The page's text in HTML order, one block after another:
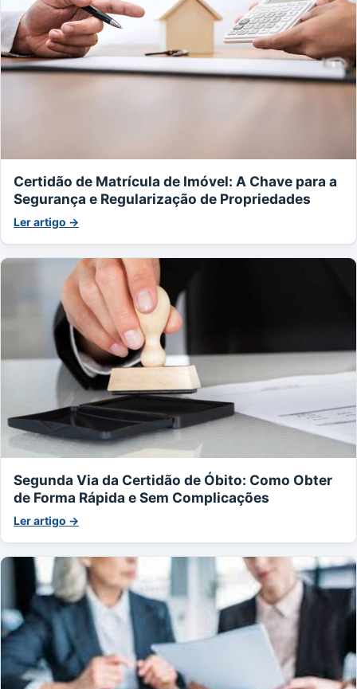
Certidão de Matrícula de Imóvel: A Chave para a
Segurança e Regularização de Propriedades
Ler artigo →
Segunda Via da Certidão de Óbito: Como Obter
de Forma Rápida e Sem Complicações
Ler artigo →